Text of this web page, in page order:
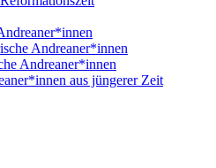
Andreaner*innen
Andreaner*innen
aus jüngerer Zeit